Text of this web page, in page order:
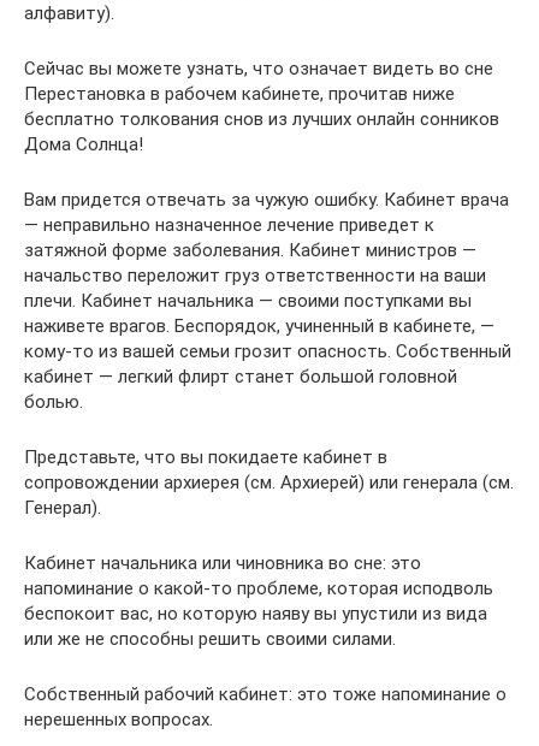
алфавиту).
Сейчас вы можете узнать, что означает видеть во сне
Перестановка в рабочем кабинете, прочитав ниже
бесплатно толкования снов из лучших онлайн сонников
Дома Солнца!
Вам придется отвечать за чужую ошибку. Кабинет врача
— неправильно назначенное лечение приведет к
затяжной форме заболевания. Кабинет министров —
начальство переложит груз ответственности на ваши
плечи. Кабинет начальника — своими поступками вы
наживете врагов. Беспорядок, учиненный в кабинете, —
кому-то из вашей семьи грозит опасность. Собственный
кабинет — легкий флирт станет большой головной
болью.
Представьте, что вы покидаете кабинет в
сопровождении архиерея (см. Архиерей) или генерала (см.
Генерал).
Кабинет начальника или чиновника во сне: это
напоминание о какой-то проблеме, которая исподволь
беспокоит вас, но которую наяву вы упустили из вида
или же не способны решить своими силами.
Собственный рабочий кабинет: это тоже напоминание о
нерешенных вопросах.